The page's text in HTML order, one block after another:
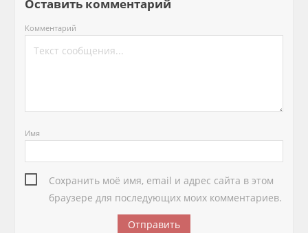
Оставить комментарий
Комментарий
Имя
Сохранить моё имя, email и адрес сайта в этом
браузере для последующих моих комментариев.